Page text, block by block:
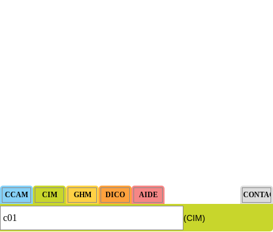
(CIM)